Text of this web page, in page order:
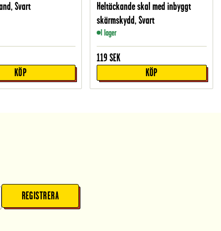
Svart
KÖP
Heltäckande skal med inbyggt
skärmskydd, Svart
I lager
119 SEK
KÖP
REGISTRERA